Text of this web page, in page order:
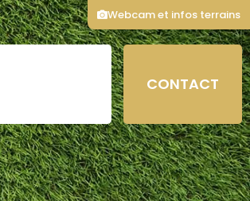
CONTACT
Webcam et infos terrains